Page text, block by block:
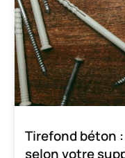
Tirefond béton
selon votre